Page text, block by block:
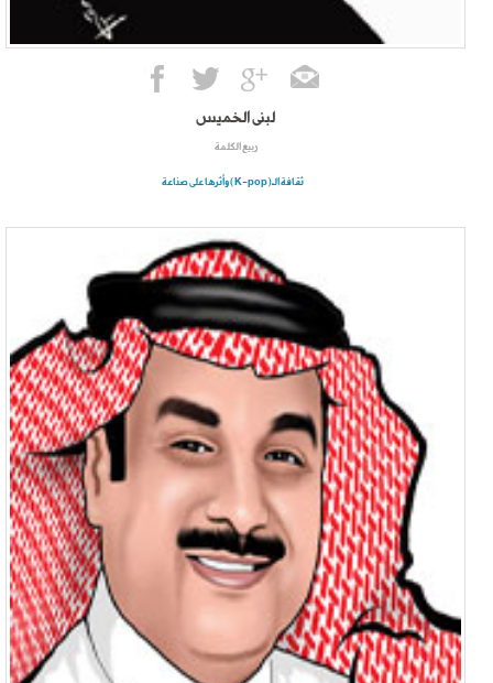
لبنى الخميس
ربيع الكلمة
ثقافة الـ(K-pop) وأثرها على صناعة